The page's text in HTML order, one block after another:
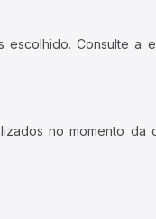
Consulte a
no momento da